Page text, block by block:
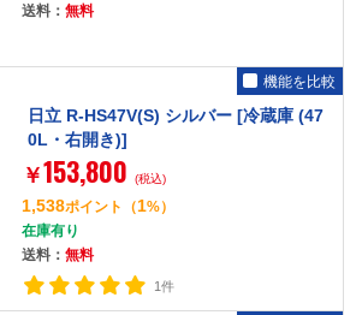
送料： 無料
日立 R-HS47V(S) シルバー [冷蔵庫 (47
0L・右開き)]
￥153,800 (税込)
1,538ポイント （1%）
在庫有り
送料： 無料
1件
機能を比較